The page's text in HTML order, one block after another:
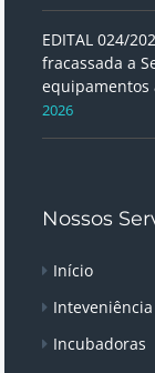
EDITAL 024/
fracassada a
equipamentos
2026
Nossos
Início
Inteveniência
Incubadoras